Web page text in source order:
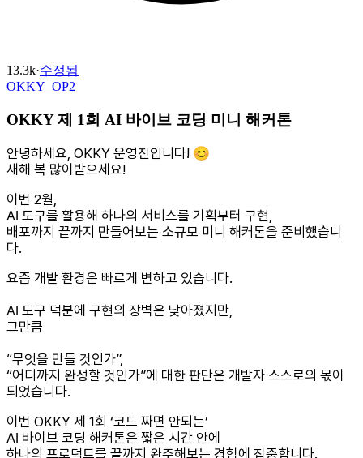
13.3k·수정됨
OKKY_OP2
OKKY 제 1회 AI 바이브 코딩 미니 해커톤
안녕하세요, OKKY 운영진입니다! 😊
새해 복 많이받으세요!
이번 2월,
AI 도구를 활용해 하나의 서비스를 기획부터 구현,
배포까지 끝까지 만들어보는 소규모 미니 해커톤을 준비했습니
다.
요즘 개발 환경은 빠르게 변하고 있습니다.
AI 도구 덕분에 구현의 장벽은 낮아졌지만,
그만큼
“무엇을 만들 것인가”,
“어디까지 완성할 것인가”에 대한 판단은 개발자 스스로의 몫이
되었습니다.
이번 OKKY 제 1회 ‘코드 짜면 안되는’
AI 바이브 코딩 해커톤은 짧은 시간 안에
하나의 프로덕트를 끝까지 완주해보는 경험에 집중합니다.